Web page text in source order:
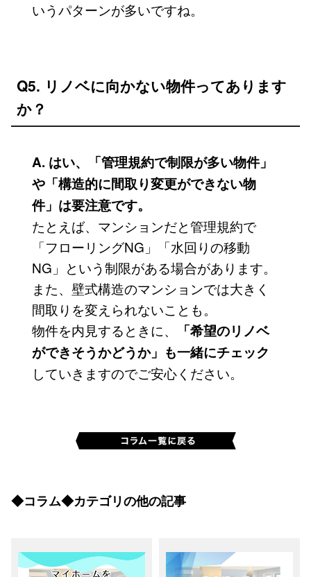
いうパターンが多いですね。
Q5. リノベに向かない物件ってあります
か？
A. はい、「管理規約で制限が多い物件」
や「構造的に間取り変更ができない物
件」は要注意です。
たとえば、マンションだと管理規約で
「フローリングNG」「水回りの移動
NG」という制限がある場合があります。
また、壁式構造のマンションでは大きく
間取りを変えられないことも。
物件を内見するときに、
「希望のリノベ
ができそうかどうか」も一緒にチェック
していきますのでご安心ください。
◆コラム◆カテゴリの他の記事